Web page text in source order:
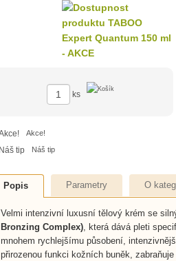
ks
Akce!
Náš tip
Popis Parametry O
Velmi intenzivní luxusní tělový krém se
Bronzing Complex), která dává pleti
mnohem rychlejšímu působení,
přirozenou funkci kožních buněk,